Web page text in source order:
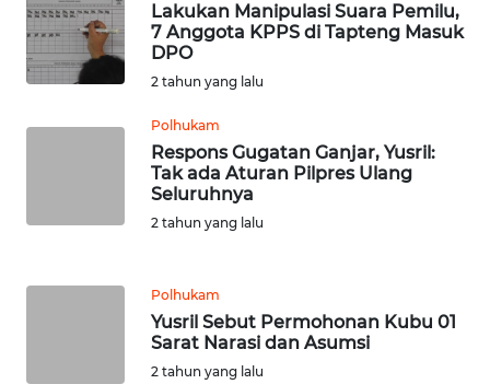
Lakukan Manipulasi Suara Pemilu,
7 Anggota KPPS di Tapteng Masuk
DPO
2 tahun yang lalu
Polhukam
Respons Gugatan Ganjar, Yusril:
Tak ada Aturan Pilpres Ulang
Seluruhnya
2 tahun yang lalu
Polhukam
Yusril Sebut Permohonan Kubu 01
Sarat Narasi dan Asumsi
2 tahun yang lalu
WN
DANAU
TOBA
WN
WN